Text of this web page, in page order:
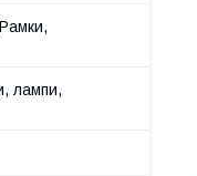
лампи,